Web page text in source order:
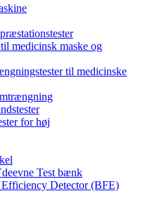
medicinsk maske og
til medicinske
for høj
Test bænk
Detector (BFE)